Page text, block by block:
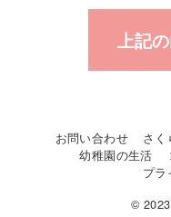
お問い合わせ さく
幼稚園の生活
プラ
©